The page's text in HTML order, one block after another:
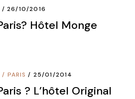
26/10/2016
Hôtel Monge
/ PARIS 25/01/2014
? L’hôtel Original